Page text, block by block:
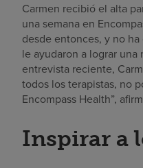
Carmen recibió el alta
una semana en
desde entonces, y no
le ayudaron a lograr
entrevista reciente,
todos los terapistas, no
Encompass Health”,
Inspirar a